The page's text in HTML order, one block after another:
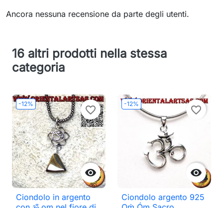
Ancora nessuna recensione da parte degli utenti.
16 altri prodotti nella stessa
categoria
-12%

favorite_border
Ciondolo in argento
-12%

favorite_border
Ciondolo argento 925